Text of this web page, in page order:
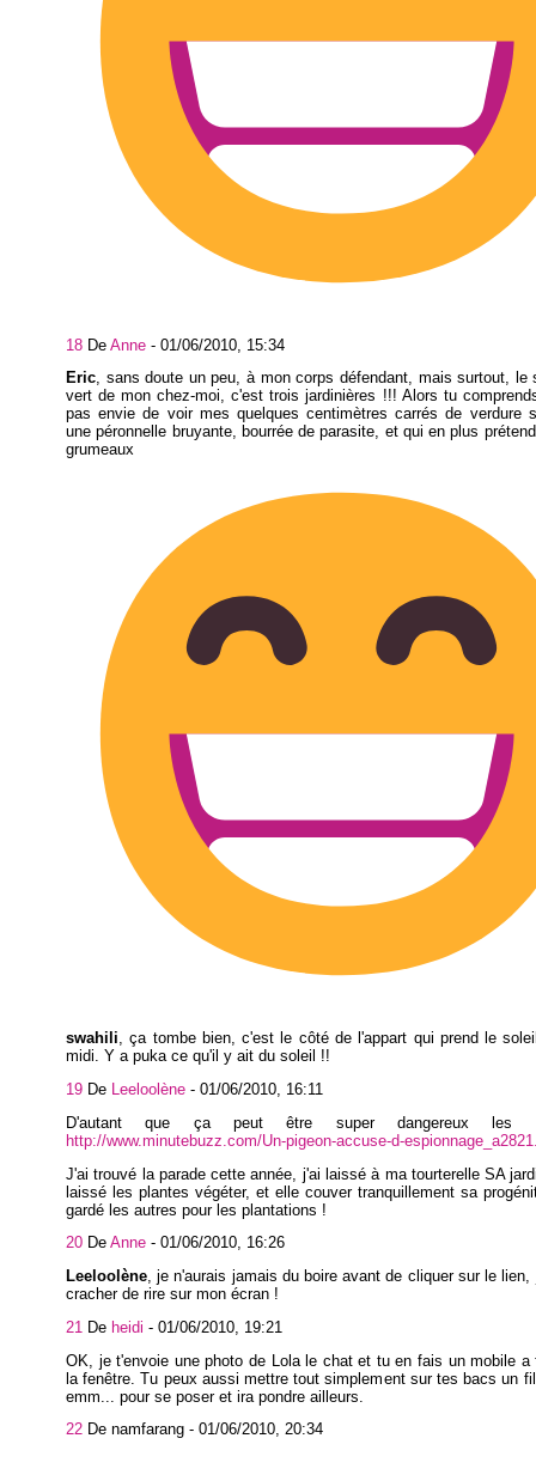
18 De Anne - 01/06/2010, 15:34
Eric, sans doute un peu, à mon corps défendant, mais surtout, le
vert de mon chez-moi, c'est trois jardinières !!! Alors tu
pas envie de voir mes quelques centimètres carrés de verdure
une péronnelle bruyante, bourrée de parasite, et qui en plus
grumeaux
swahili, ça tombe bien, c'est le côté de l'appart qui prend le
midi. Y a puka ce qu'il y ait du soleil !!
19 De Leeloolène - 01/06/2010, 16:11
D'autant que ça peut être super dangereux les
http://www.minutebuzz.com/Un-pigeon-accuse-d-
J'ai trouvé la parade cette année, j'ai laissé à ma tourterelle SA
laissé les plantes végéter, et elle couver tranquillement sa
gardé les autres pour les plantations !
20 De Anne - 01/06/2010, 16:26
Leeloolène, je n'aurais jamais du boire avant de cliquer sur le
cracher de rire sur mon écran !
21 De heidi - 01/06/2010, 19:21
OK, je t'envoie une photo de Lola le chat et tu en fais un mobile a
la fenêtre. Tu peux aussi mettre tout simplement sur tes bacs un
emm... pour se poser et ira pondre ailleurs.
22 De namfarang - 01/06/2010, 20:34